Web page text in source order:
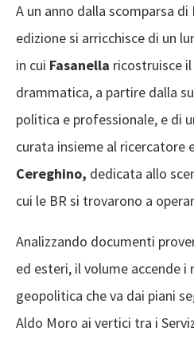
A un anno dalla scomparsa di
edizione si arricchisce di un
in cui Fasanella ricostruisce
drammatica, a partire dalla
politica e professionale, e di
curata insieme al ricercatore
Cereghino, dedicata allo
cui le BR si trovarono a
Analizzando documenti
ed esteri, il volume accende
geopolitica che va dai piani
Aldo Moro ai vertici tra i